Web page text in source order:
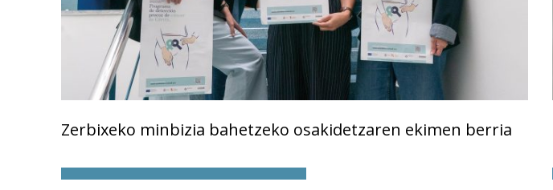
Zerbixeko minbizia bahetzeko osakidetzaren ekimen berria